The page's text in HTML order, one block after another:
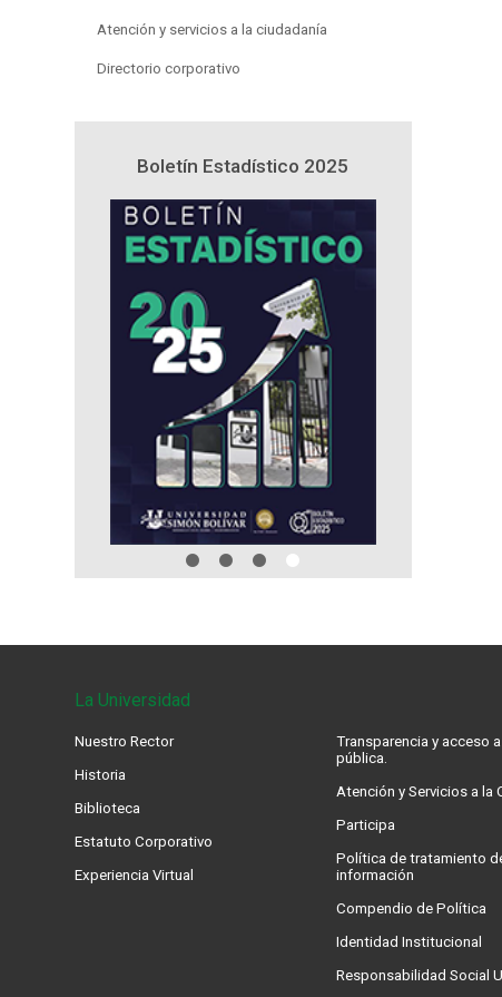
Atención y servicios a la ciudadanía
Directorio corporativo
Boletín Estadístico 2025
La Universidad
Nuestro Rector
Historia
Biblioteca
Estatuto Corporativo
Experiencia Virtual
Transparencia y acceso
pública.
Atención y Servicios a la
Participa
Política de tratamiento
información
Compendio de Política
Identidad Institucional
Responsabilidad Social